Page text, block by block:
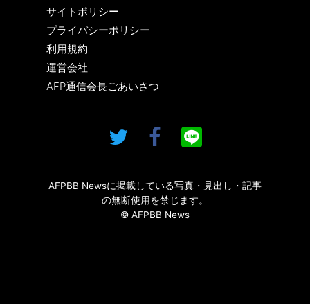
サイトポリシー
プライバシーポリシー
利用規約
運営会社
AFP通信会長ごあいさつ
AFPBB Newsに掲載している写真・見出し・記事
の無断使用を禁じます。
© AFPBB News